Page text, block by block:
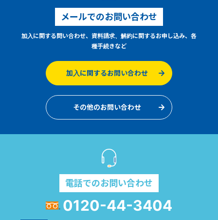
メールでのお問い合わせ
加入に関する問い合わせ、資料請求、解約に関するお申し込み、各
種手続きなど
加入に関するお問い合わせ
その他のお問い合わせ
電話でのお問い合わせ
0120-44-3404